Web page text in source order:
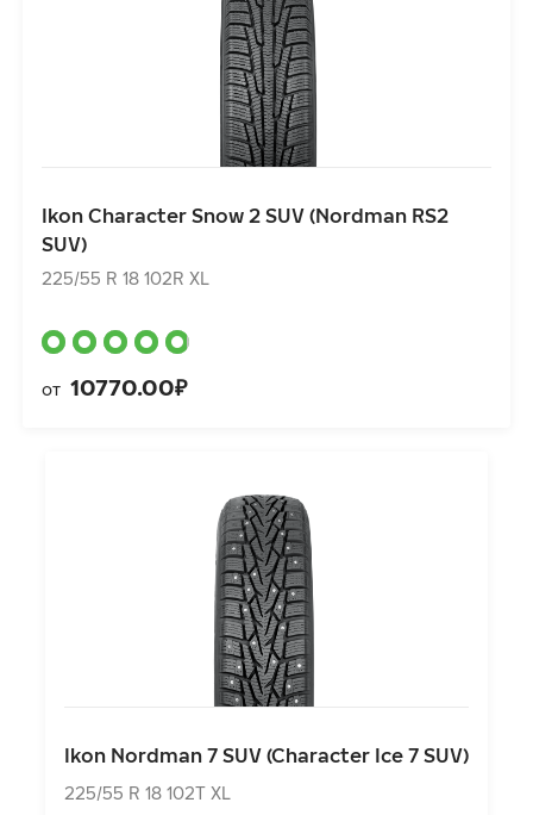
Ikon Character Snow 2 SUV (Nordman RS2
SUV)
225/55 R 18 102R XL
от 10770.00₽
Ikon Nordman 7 SUV (Character Ice 7 SUV)
225/55 R 18 102T XL
Ikon Character Snow 2 SUV (Nordman RS2 SUV)
от10770.00₽
Ikon Nordman 7 SUV (Character Ice 7 SUV)
225/55 R 18 102T XL
от12419.00₽